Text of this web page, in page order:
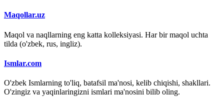
Maqollar.uz
Maqol va naqllarning eng katta kolleksiyasi. Har bir maqol uchta
tilda (o'zbek, rus, ingliz).
Ismlar.com
O'zbek Ismlarning to'liq, batafsil ma'nosi, kelib chiqishi, shakllari.
O'zingiz va yaqinlaringizni ismlari ma'nosini bilib oling.